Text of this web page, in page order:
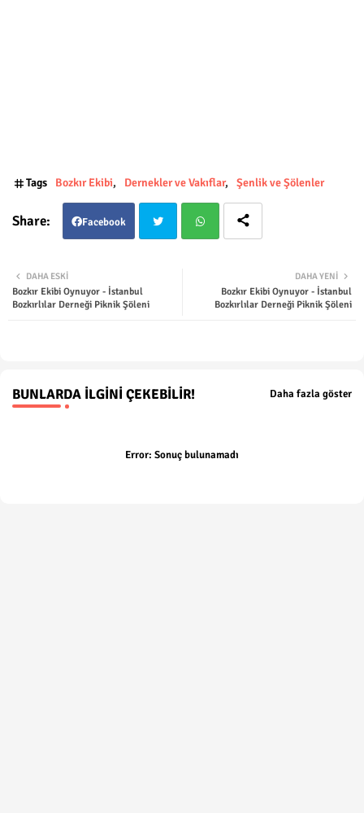
Tags Bozkır Ekibi Dernekler ve Vakıflar Şenlik ve Şölenler
Facebook
DAHA YENI
Bozkır Ekibi Oynuyor - İstanbul
Bozkırlılar Derneği Piknik Şöleni
DAHA ESKI
Bozkır Ekibi Oynuyor - İstanbul
Bozkırlılar Derneği Piknik Şöleni
BUNLARDA İLGINI ÇEKEBILIR! Daha fazla göster
Error: Sonuç bulunamadı